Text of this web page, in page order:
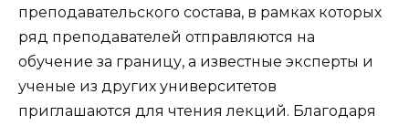
преподавательского состава, в рамках которых
ряд преподавателей отправляются на
обучение за границу, а известные эксперты и
ученые из других университетов
приглашаются для чтения лекций. Благодаря